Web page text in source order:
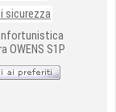
sicurezza
OWENS S1P